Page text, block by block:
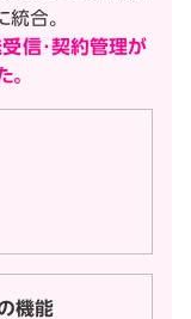
合。
信・契約管理が
。
機能